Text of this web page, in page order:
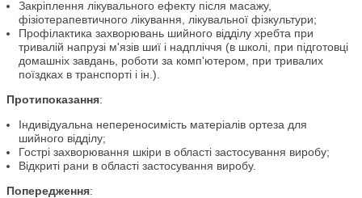
Закріплення лікувального ефекту після масажу,
фізіотерапевтичного лікування, лікувальної фізкультури;
Профілактика захворювань шийного відділу хребта при
тривалій напрузі м'язів шиї і надпліччя (в школі, при підготовці
домашніх завдань, роботи за комп'ютером, при тривалих
поїздках в транспорті і ін.).
Протипоказання:
Індивідуальна непереносимість матеріалів ортеза для
шийного відділу;
Гострі захворювання шкіри в області застосування виробу;
Відкриті рани в області застосування виробу.
Попередження: